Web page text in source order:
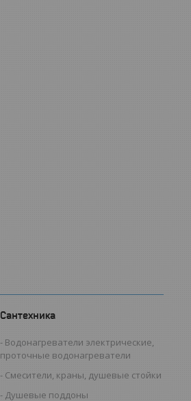
Сантехника
Водонагреватели электрические,
проточные водонагреватели
Смесители, краны, душевые стойки
Душевые поддоны